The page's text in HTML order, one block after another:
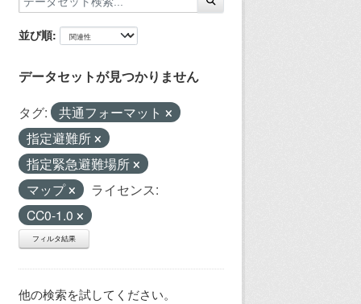
並び順
データセットが見つかりません
タグ:
共通フォーマット
指定避難所
指定緊急避難場所
マップ
ライセンス:
CC0-1.0
フィルタ結果
他の検索を試してください。